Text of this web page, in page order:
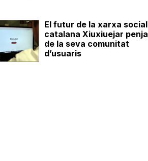
El futur de la xarxa social
catalana Xiuxiuejar penja
de la seva comunitat
d’usuaris